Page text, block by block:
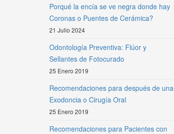
Porqué la encía se ve negra donde hay
Coronas o Puentes de Cerámica?
21 Julio 2024
Odontología Preventiva: Flúor y
Sellantes de Fotocurado
25 Enero 2019
Recomendaciones para después de una
Exodoncia o Cirugía Oral
25 Enero 2019
Recomendaciones para Pacientes con